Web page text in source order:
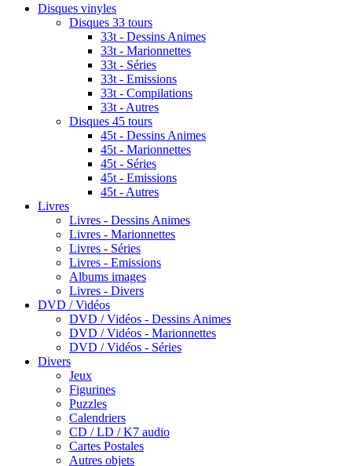
Disques vinyles
Disques 33 tours
33t - Dessins Animes
33t - Marionnettes
33t - Séries
33t - Emissions
33t - Compilations
33t - Autres
Disques 45 tours
45t - Dessins Animes
45t - Marionnettes
45t - Séries
45t - Emissions
45t - Autres
Livres
Livres - Dessins Animes
Livres - Marionnettes
Livres - Séries
Livres - Emissions
Albums images
Livres - Divers
DVD / Vidéos
DVD / Vidéos - Dessins Animes
DVD / Vidéos - Marionnettes
DVD / Vidéos - Séries
Divers
Jeux
Figurines
Puzzles
Calendriers
CD / LD / K7 audio
Cartes Postales
Autres objets